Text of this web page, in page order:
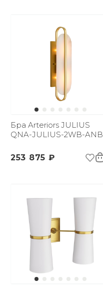
Бра Arteriors JULIUS
QNA-JULIUS-2WB-ANB
253 875 ₽